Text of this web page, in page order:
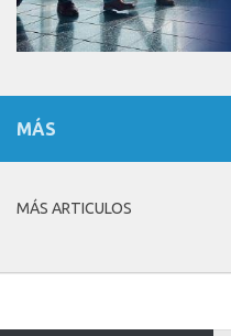
MÁS
MÁS ARTICULOS